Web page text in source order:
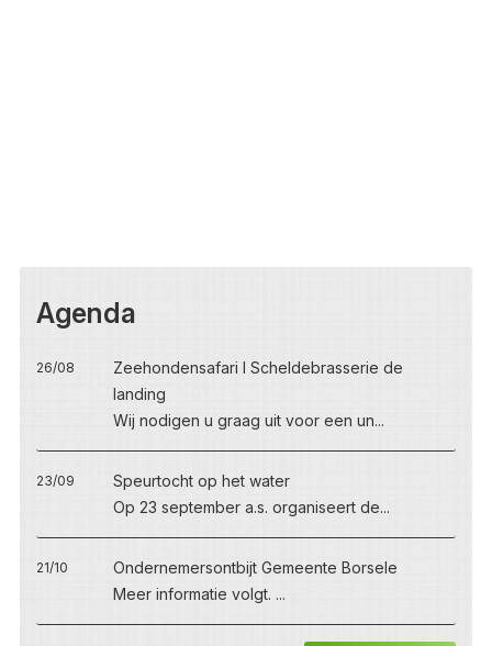
Agenda
26/08
Zeehondensafari I Scheldebrasserie de
landing
Wij nodigen u graag uit voor een un...
23/09
Speurtocht op het water
Op 23 september a.s. organiseert de...
21/10
Ondernemersontbijt Gemeente Borsele
Meer informatie volgt. ...